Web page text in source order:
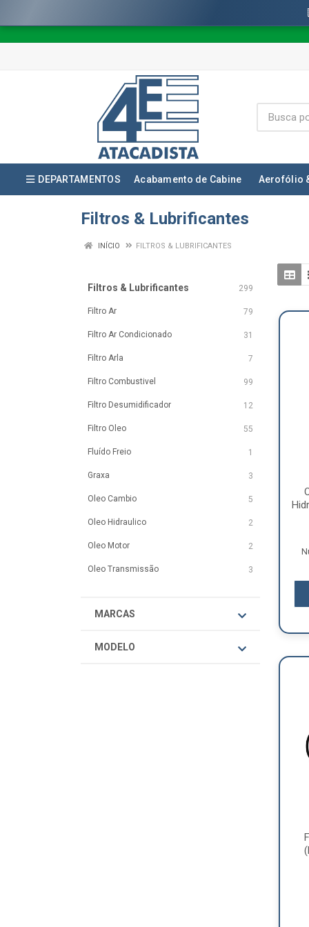
DEPARTAMENTOS Acabamento de Cabine Aerofólio
Filtros & Lubrificantes
INÍCIO FILTROS & LUBRIFICANTES
Filtros & Lubrificantes 299
Filtro Ar 79
Filtro Ar Condicionado 31
Filtro Arla 7
Filtro Combustivel 99
Filtro Desumidificador 12
Filtro Oleo 55
Fluído Freio 1
Graxa 3
Oleo Cambio 5
Oleo Hidraulico 2
Oleo Motor 2
Oleo Transmissão 3
MARCAS
MODELO